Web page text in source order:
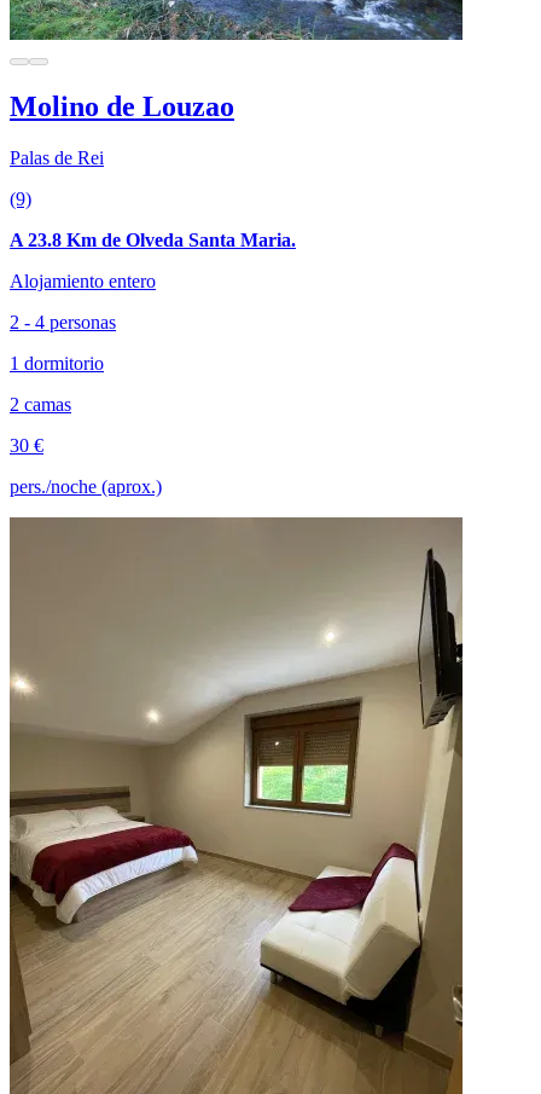
Molino de Louzao
Palas de Rei
(9)
A 23.8 Km de Olveda Santa Maria.
Alojamiento entero
2 - 4 personas
1 dormitorio
2 camas
30 €
pers./noche (aprox.)